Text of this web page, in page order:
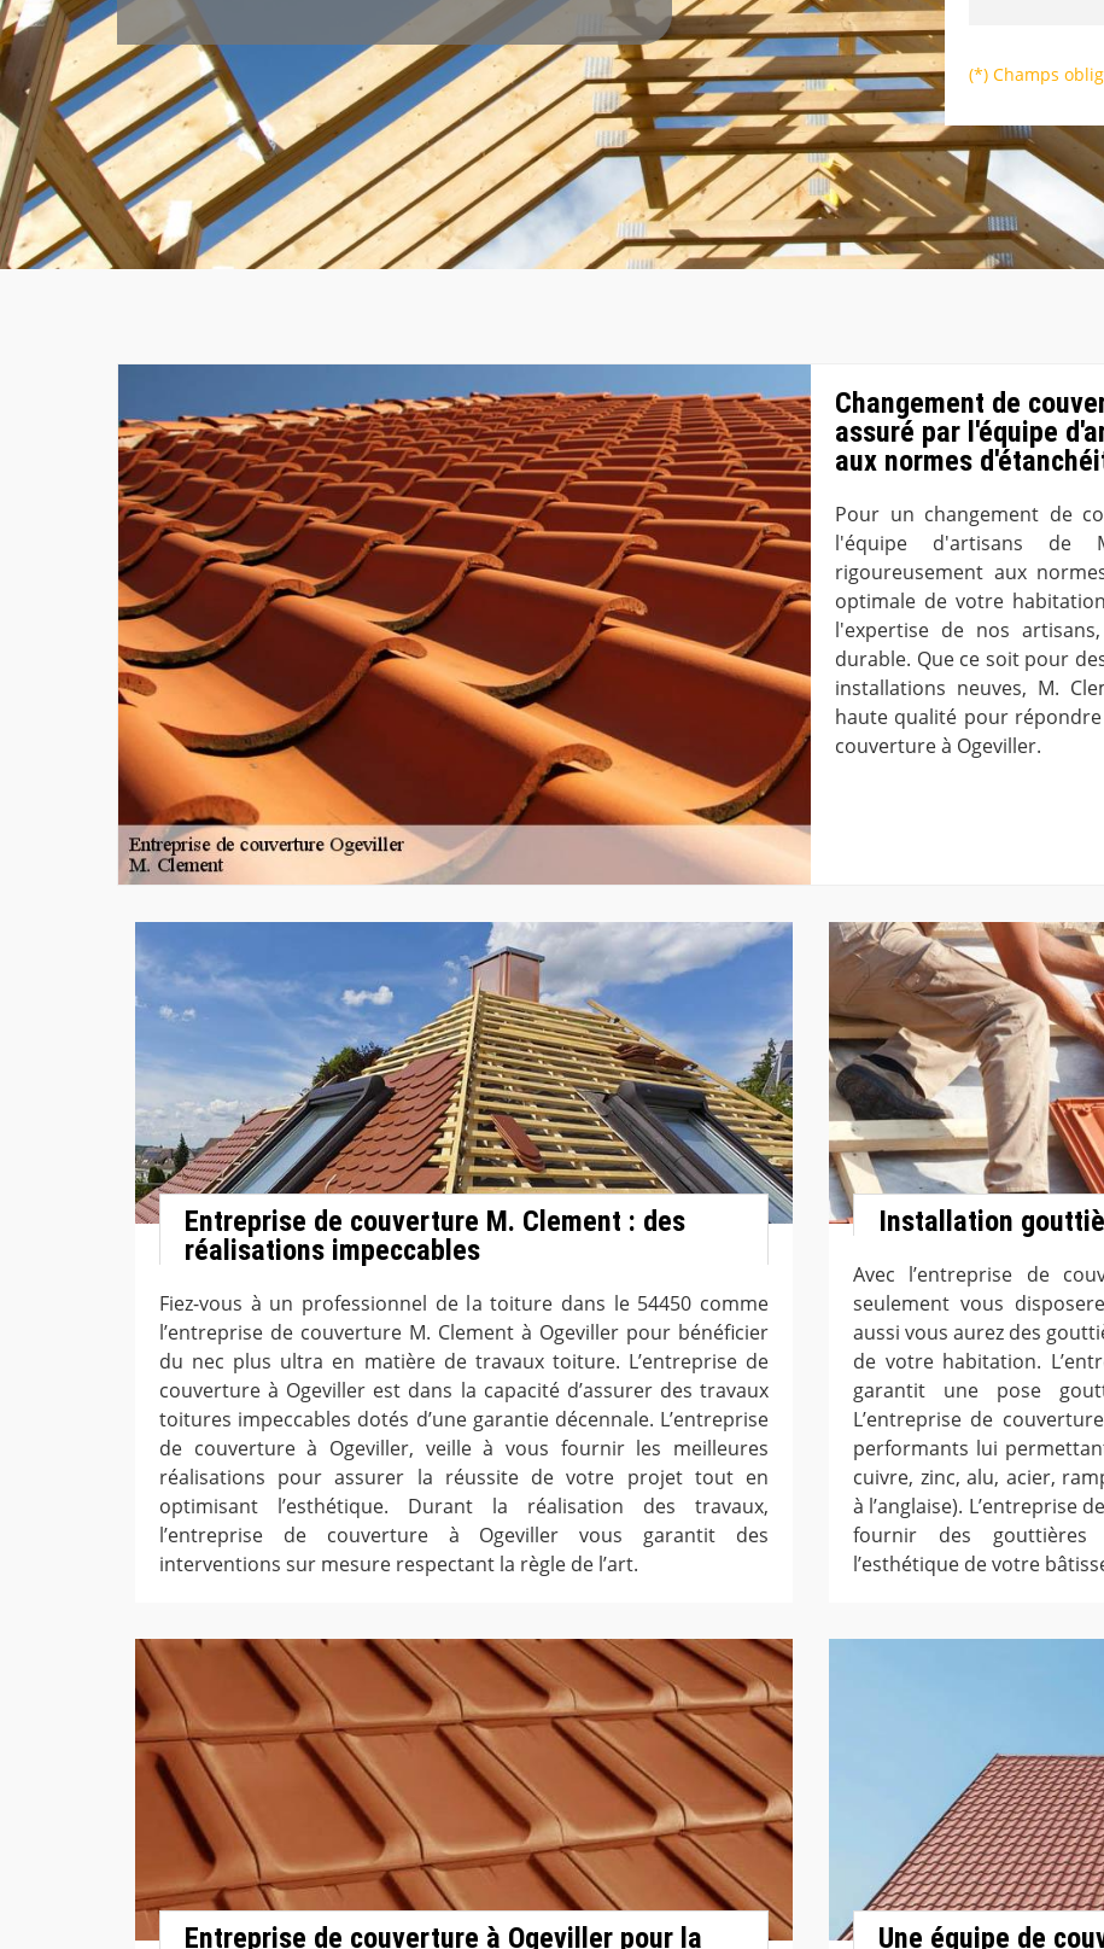
(*) Champs
Changement de
assuré par l'équipe
aux normes
Pour un changement de
l'équipe d'artisans de
rigoureusement aux
optimale de votre
l'expertise de nos
durable. Que ce soit pour
installations neuves, M.
haute qualité pour
couverture à Ogeviller.
Entreprise de couverture M. Clement : des
réalisations impeccables
Fiez-vous à un professionnel de la toiture dans le 54450 comme
l’entreprise de couverture M. Clement à Ogeviller pour bénéficier
du nec plus ultra en matière de travaux toiture. L’entreprise de
couverture à Ogeviller est dans la capacité d’assurer des travaux
toitures impeccables dotés d’une garantie décennale. L’entreprise
de couverture à Ogeviller, veille à vous fournir les meilleures
réalisations pour assurer la réussite de votre projet tout en
optimisant l’esthétique. Durant la réalisation des travaux,
l’entreprise de couverture à Ogeviller vous garantit des
interventions sur mesure respectant la règle de l’art.
Installation
Avec l’entreprise de
seulement vous
aussi vous aurez des
de votre habitation.
garantit une pose
L’entreprise de
performants lui
cuivre, zinc, alu, acier,
à l’anglaise). L’entreprise
fournir des gouttières
l’esthétique de votre
Entreprise de couverture à Ogeviller pour la
Une équipe de